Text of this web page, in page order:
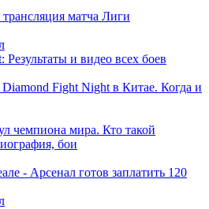
матча Лиги
и видео всех боев
Fight Night в Китае. Когда и
чемпиона мира. Кто такой
бои
- Арсенал готов заплатить 120